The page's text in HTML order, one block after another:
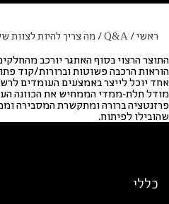
ראשי/
Q&A
/ מה צריך להיות לצוות
התוצר הרצוי בסוף האתגר יורכב
הוראות הרכבה פשוטות וברורות/קוד
אחד יוכל לייצר באמצעים העומדים
מודל תלת-ממדי הממחיש את הכוונה
פרזנטציה ברורה ומתקשרת המסבירה
שהובילו לפיתוח.
כללי